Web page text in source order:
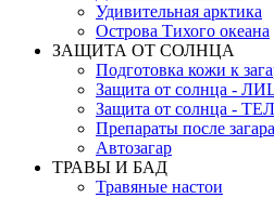
Удивительная арктика
Острова Тихого океана
ЗАЩИТА ОТ СОЛНЦА
Подготовка кожи к
Защита от солнца -
Защита от солнца -
Препараты после загара
Автозагар
ТРАВЫ И БАД
Травяные настои